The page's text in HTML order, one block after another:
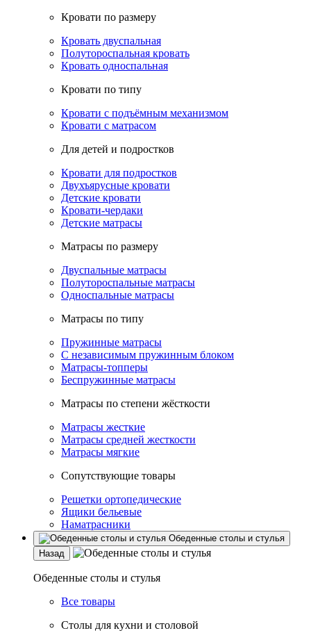
Кровати по размеру
Кровать двуспальная
Полутороспальная кровать
Кровать односпальная
Кровати по типу
Кровати с подъёмным механизмом
Кровати с матрасом
Для детей и подростков
Кровати для подростков
Двухъярусные кровати
Детские кровати
Кровати-чердаки
Детские матрасы
Матрасы по размеру
Двуспальные матрасы
Полутороспальные матрасы
Односпальные матрасы
Матрасы по типу
Пружинные матрасы
С независимым пружинным блоком
Матрасы-топперы
Беспружинные матрасы
Матрасы по степени жёсткости
Матрасы жесткие
Матрасы средней жесткости
Матрасы мягкие
Сопутствующие товары
Решетки ортопедические
Ящики бельевые
Наматрасники
Обеденные столы и стулья
Назад
Обеденные столы и стулья
Все товары
Столы для кухни и столовой